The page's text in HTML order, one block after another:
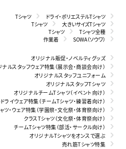
Tシャツ
ドライ・ポリエステルTシャツ
Tシャツ
大きいサイズTシャツ
Tシャツ
Tシャツ全種
作業着
SOWA（ソウワ）
オリジナル販促・ノベルティグッズ
ナルスタッフウェア特集（展示会・商談会向け）
オリジナルスタッフユニフォーム
オリジナルスタッフTシャツ
オリジナルチームTシャツ（イベント向け）
ライウェア特集（チームTシャツ・練習着向け）
ツ・ウェア特集（学園祭・文化祭・体育祭向け）
クラスTシャツ（文化祭・体育祭向け）
チームTシャツ特集（部活・サークル向け）
オリジナルTシャツをオンスで選ぶ
売れ筋Tシャツ特集